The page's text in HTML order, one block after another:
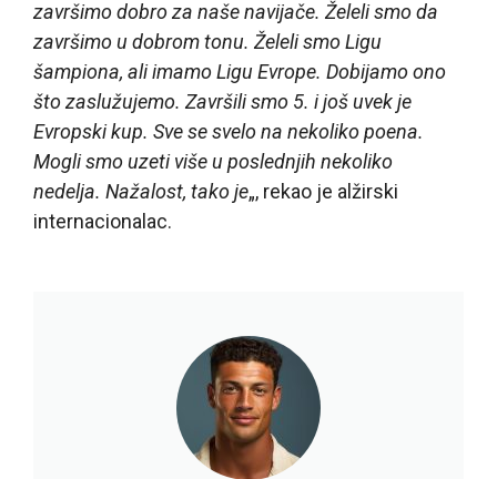
završimo dobro za naše navijače. Želeli smo da
završimo u dobrom tonu. Želeli smo Ligu
šampiona, ali imamo Ligu Evrope. Dobijamo ono
što zaslužujemo. Završili smo 5. i još uvek je
Evropski kup. Sve se svelo na nekoliko poena.
Mogli smo uzeti više u poslednjih nekoliko
nedelja. Nažalost, tako je„, rekao je alžirski
internacionalac.